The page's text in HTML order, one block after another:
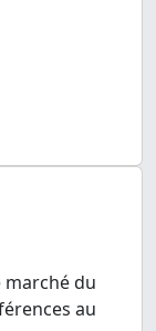
marché du
au